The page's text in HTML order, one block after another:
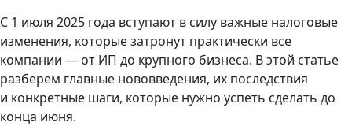
С 1 июля 2025 года вступают в силу важные налоговые
изменения, которые затронут практически все
компании — от ИП до крупного бизнеса. В этой статье
разберем главные нововведения, их последствия
и конкретные шаги, которые нужно успеть сделать до
конца июня.